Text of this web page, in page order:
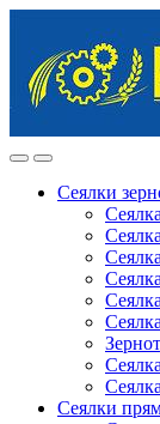
navigation
content
Сеялки
Сеялки